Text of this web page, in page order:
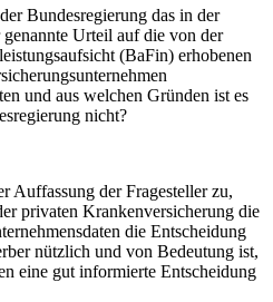
Bundesregierung das in der
Urteil auf die von der
(BaFin) erhobenen
und aus welchen Gründen ist es
nicht?
Auffassung der Fragesteller zu,
privaten Krankenversicherung die
die Entscheidung
nützlich und von Bedeutung ist,
eine gut informierte Entscheidung